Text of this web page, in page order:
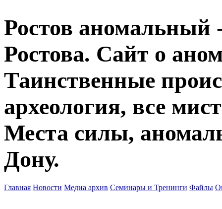
Ростов аномальный
Ростова. Сайт о
Таинственные
археология, все
Места силы,
Дону.
Главная Новости Медиа архив Семинары и Тренинги Файлы